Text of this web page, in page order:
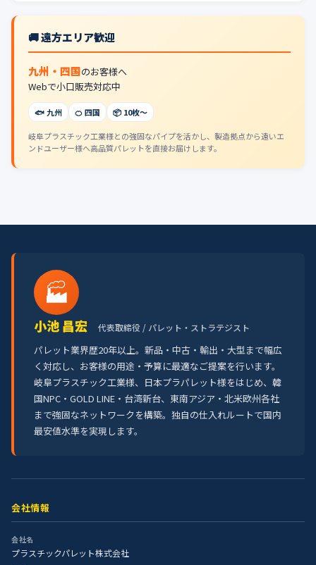
🚚 遠方エリア歓迎
九州・四国のお客様へ
Webで小口販売対応中
🐟 九州 🍊 四国 📦 10枚〜
岐阜プラスチック工業様との強固なパイプを活かし、製造拠点から遠いエ
ンドユーザー様へ高品質パレットを直接お届けします。
🏭
小池 昌宏 代表取締役 / パレット・ストラテジスト
パレット業界歴20年以上。新品・中古・輸出・大型まで幅広
く対応し、お客様の用途・予算に最適なご提案を行います。
岐阜プラスチック工業様、日本プラパレット様をはじめ、韓
国NPC・GOLD LINE・台湾新台、東南アジア・北米欧州各社
まで強固なネットワークを構築。独自の仕入れルートで国内
最安値水準を実現します。
会社情報
会社名
プラスチックパレット株式会社